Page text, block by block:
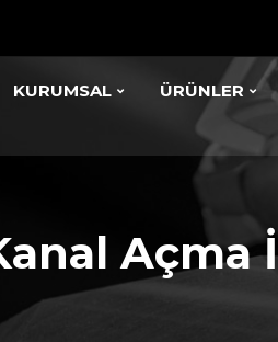
KURUMSAL ÜRÜNLER
Açma